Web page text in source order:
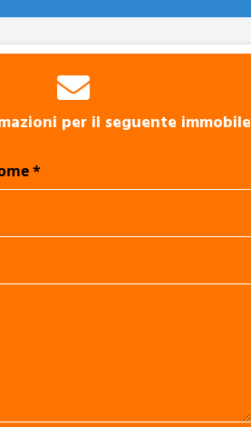
per il seguente immobile